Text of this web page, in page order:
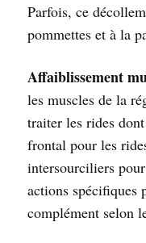
Parfois, ce
pommettes et à la
Affaiblissement
les muscles de la
traiter les rides
frontal pour les
intersourciliers
actions spécifiques
complément selon